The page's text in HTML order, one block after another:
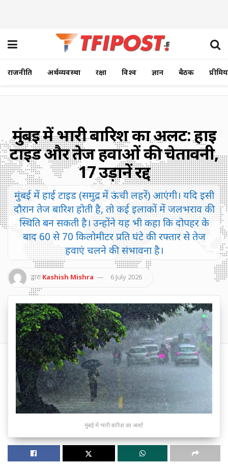
राजनीति अर्थव्यवस्था रक्षा विश्व ज्ञान बैठक
मुंबई में भारी बारिश का अलर्ट: हाई
टाइड और तेज हवाओं की चेतावनी,
17 उड़ानें रद्द
मुंबई में हाई टाइड (समुद्र में ऊंची लहरें) आएंगी। यदि इसी
दौरान तेज बारिश होती है, तो कई इलाकों में जलभराव की
स्थिति बन सकती है। उन्होंने यह भी कहा कि दोपहर के
बाद 60 से 70 किलोमीटर प्रति घंटे की रफ्तार से तेज
हवाएं चलने की संभावना है।
द्वारा Kashish Mishra 6 July 2026
मुंबई में भारी बारिश का अलर्ट